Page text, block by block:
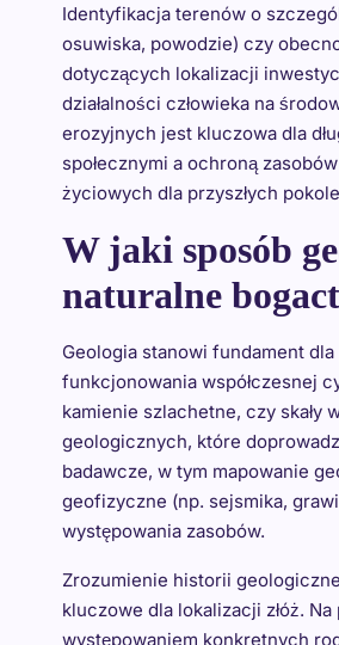
Identyfikacja terenów o
osuwiska, powodzie) czy
dotyczących lokalizacji
działalności człowieka na
erozyjnych jest kluczowa dla
społecznymi a ochroną
życiowych dla przyszłych
W jaki sposób
naturalne
Geologia stanowi fundament
funkcjonowania współczesnej
kamienie szlachetne, czy skały
geologicznych, które
badawcze, w tym mapowanie
geofizyczne (np. sejsmika,
występowania zasobów.
Zrozumienie historii
kluczowe dla lokalizacji złóż.
występowaniem konkretnych